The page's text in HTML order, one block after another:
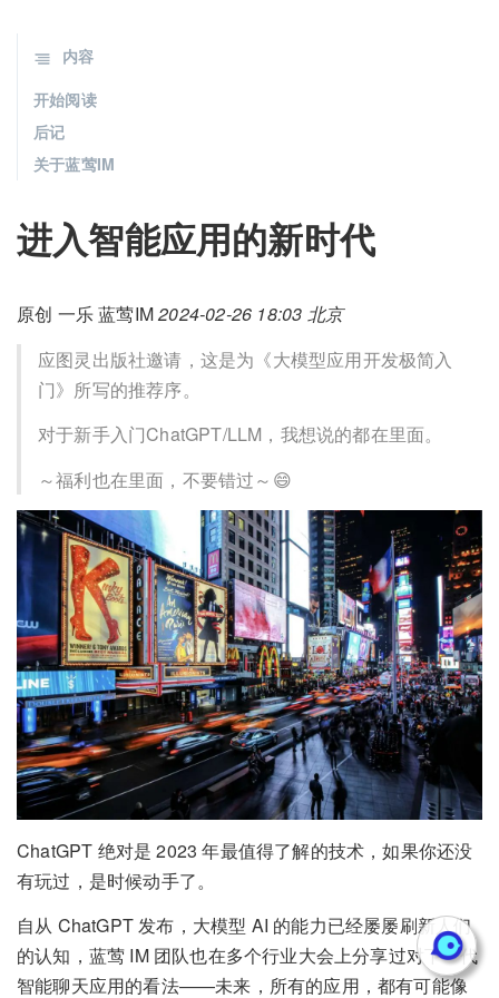
进入智能应用的新时代
原创 一乐 蓝莺IM2024-02-26 18:03 北京
应图灵出版社邀请，这是为《大模型应用开发极简入
门》所写的推荐序。
对于新手入门ChatGPT/LLM，我想说的都在里面。
～福利也在里面，不要错过～😄
ChatGPT 绝对是 2023 年最值得了解的技术，如果你还没
有玩过，是时候动手了。
自从 ChatGPT 发布，大模型 AI 的能力已经屡屡刷新人们
的认知，蓝莺 IM 团队也在多个行业大会上分享过对下一代
智能聊天应用的看法——未来，所有的应用，都有可能像
内容
开始阅读
后记
关于蓝莺IM